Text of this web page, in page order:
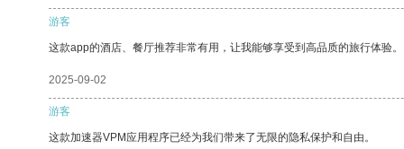
游客
这款app的酒店、餐厅推荐非常有用，让我能够享受到高品质的旅行体验。
2025-09-02
游客
这款加速器VPM应用程序已经为我们带来了无限的隐私保护和自由。